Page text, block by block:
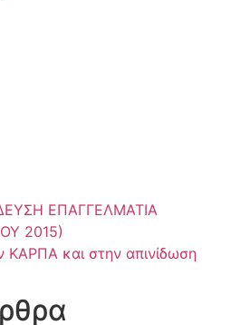
ΕΠΑΓΓΕΛΜΑΤΙΑ
2015)
ΚΑΡΠΑ και στην απινίδωση